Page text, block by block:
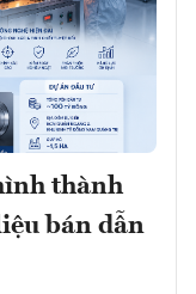
thành
bán dẫn